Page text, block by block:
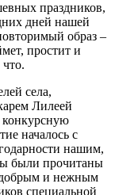
праздников,
дней нашей
образ –
простит и
села,
Лилеей
конкурсную
началось с
нашим,
были прочитаны
добрым и нежным
специальной